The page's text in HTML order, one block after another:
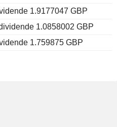
1.9177047 GBP
1.0858002 GBP
1.759875 GBP